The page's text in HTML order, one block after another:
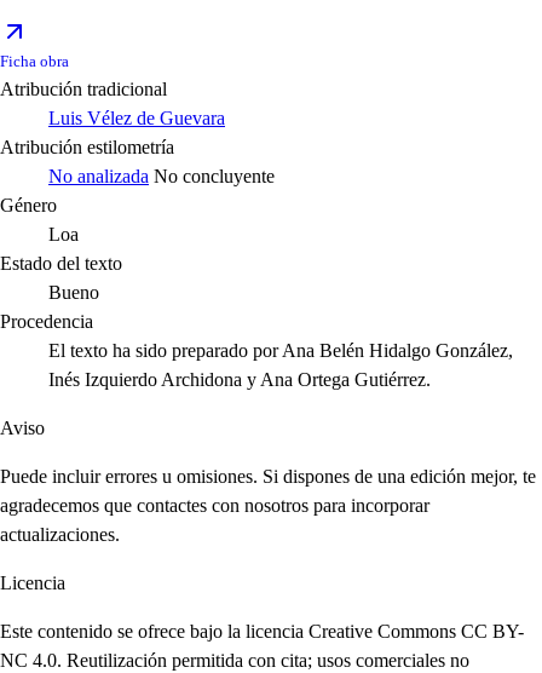
Ficha obra
Atribución tradicional
Luis Vélez de Guevara
Atribución estilometría
No analizada No concluyente
Género
Loa
Estado del texto
Bueno
Procedencia
El texto ha sido preparado por Ana Belén Hidalgo González,
Inés Izquierdo Archidona y Ana Ortega Gutiérrez.
Aviso
Puede incluir errores u omisiones. Si dispones de una edición mejor, te
agradecemos que contactes con nosotros para incorporar
actualizaciones.
Licencia
Este contenido se ofrece bajo la licencia Creative Commons CC BY-
NC 4.0. Reutilización permitida con cita; usos comerciales no